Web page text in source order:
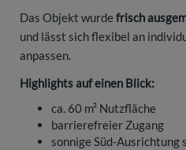
Das Objekt wurde frisch
und lässt sich flexibel an
anpassen.
Highlights auf einen Blick:
ca. 60 m² Nutzfläche
barrierefreier Zugang
sonnige Süd-